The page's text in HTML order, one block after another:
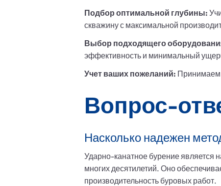
Подбор оптимальной глубины:
скважину с максимальной
Выбор подходящего
эффективность и минимальный
Учет ваших пожеланий: Принимаем
Вопрос-
Насколько надежен
Ударно-канатное бурение
многих десятилетий. Оно
производительность буровых работ.